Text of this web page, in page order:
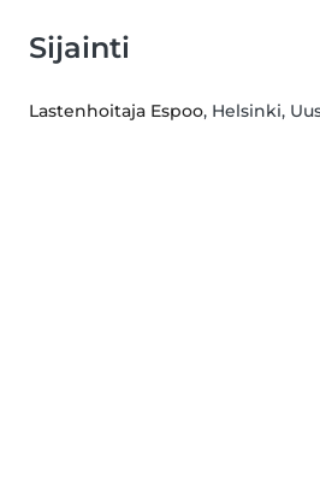
Sijainti
Lastenhoitaja Espoo, Helsinki,